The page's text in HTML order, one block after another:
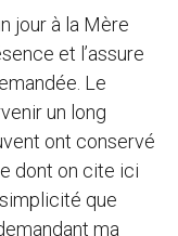
jour à la Mère
et l’assure
Le
un long
ont conservé
dont on cite ici
que
ma